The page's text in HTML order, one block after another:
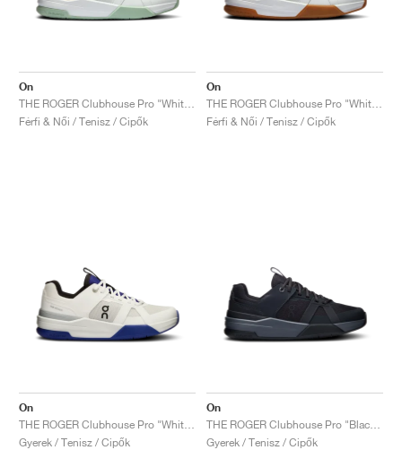
On
Férfi & Női / Tenisz / Cipők
On
Férfi & Női / Tenisz / Cipők
On
Gyerek / Tenisz / Cipők
On
Gyerek / Tenisz / Cipők